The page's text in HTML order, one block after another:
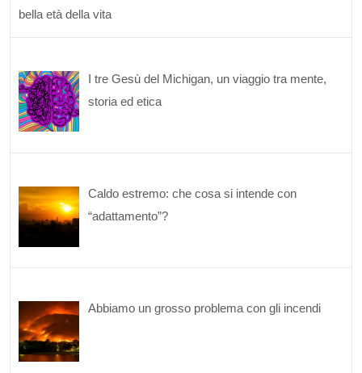
bella età della vita
I tre Gesù del Michigan, un viaggio tra mente,
storia ed etica
Caldo estremo: che cosa si intende con
“adattamento”?
Abbiamo un grosso problema con gli incendi